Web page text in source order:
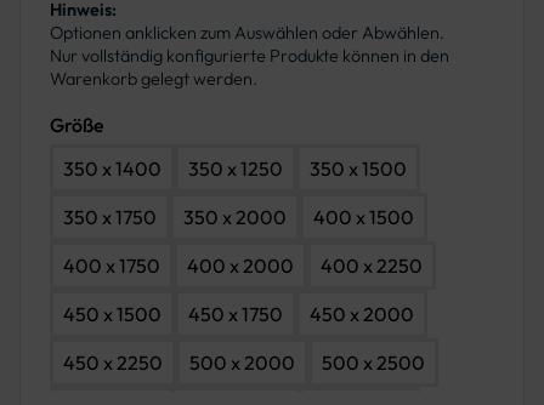
Hinweis:
Optionen anklicken zum Auswählen oder Abwählen.
Nur vollständig konfigurierte Produkte können in den
Warenkorb gelegt werden.
Größe
350 x 1400
350 x 1250
350 x 1500
350 x 1750
350 x 2000
400 x 1500
400 x 1750
400 x 2000
400 x 2250
450 x 1500
450 x 1750
450 x 2000
450 x 2250
500 x 2000
500 x 2500